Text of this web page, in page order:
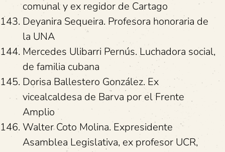
comunal y ex regidor de Cartago
Deyanira Sequeira. Profesora honoraria de
la UNA
Mercedes Ulibarri Pernús. Luchadora social,
de familia cubana
Dorisa Ballestero González. Ex
vicealcaldesa de Barva por el Frente
Amplio
Walter Coto Molina. Expresidente
Asamblea Legislativa, ex profesor UCR,